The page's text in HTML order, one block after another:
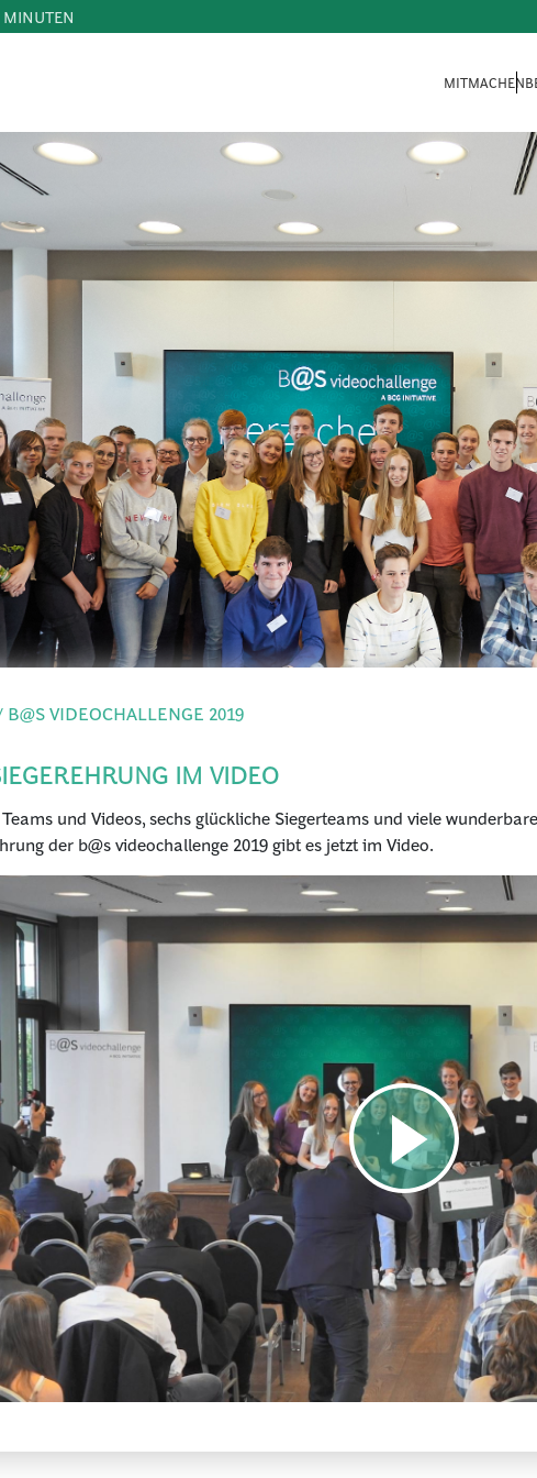
MITMACHEN
B@S VIDEOCHALLENGE 2019
IM VIDEO
und Videos, sechs glückliche Siegerteams und viele
der b@s videochallenge 2019 gibt es jetzt im Video.